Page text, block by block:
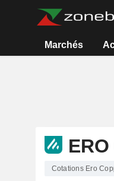
Marchés
Cotations Ero